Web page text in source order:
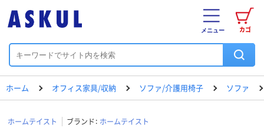
カゴ
メニュー
ホーム オフィス家具/収納 ソファ/介護用椅子 ソファ
ホームテイスト ブランド： ホームテイスト